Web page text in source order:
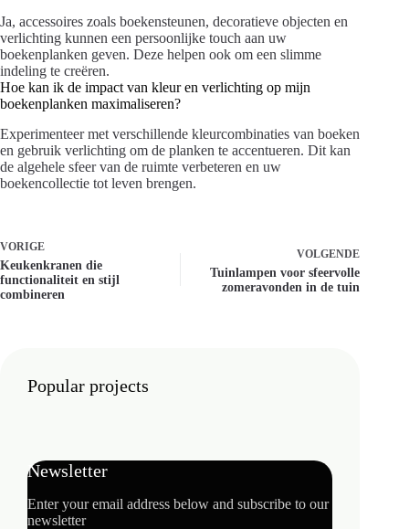
Ja, accessoires zoals boekensteunen, decoratieve objecten en
verlichting kunnen een persoonlijke touch aan uw
boekenplanken geven. Deze helpen ook om een slimme
indeling te creëren.
Hoe kan ik de impact van kleur en verlichting op mijn
boekenplanken maximaliseren?
Experimenteer met verschillende kleurcombinaties van boeken
en gebruik verlichting om de planken te accentueren. Dit kan
de algehele sfeer van de ruimte verbeteren en uw
boekencollectie tot leven brengen.
VORIGE
Keukenkranen die
functionaliteit en stijl
combineren
VOLGENDE
Tuinlampen voor sfeervolle
zomeravonden in de tuin
Popular projects
Newsletter
Enter your email address below and subscribe to our
newsletter